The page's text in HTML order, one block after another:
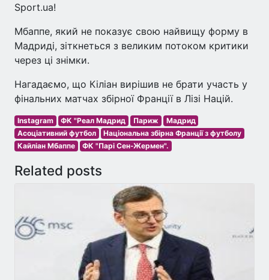
Sport.ua!
Мбаппе, який не показує свою найвищу форму в
Мадриді, зіткнеться з великим потоком критики
через ці знімки.
Нагадаємо, що Кіліан вирішив не брати участь у
фінальних матчах збірної Франції в Лізі Націй.
Instagram ФК "Реал Мадрид Париж
Мадрид
Асоціативний футбол
Національна збірна Франції з футболу
Кайліан Мбаппе
ФК "Парі Сен-Жермен".
Related posts